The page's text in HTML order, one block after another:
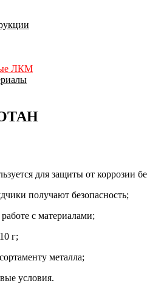
ЛКМ
для защиты от коррозии
получают безопасность;
с материалами;
г;
металла;
условия.